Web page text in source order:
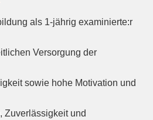
als 1-jährig examinierte:r
Versorgung der
sowie hohe Motivation und
Zuverlässigkeit und